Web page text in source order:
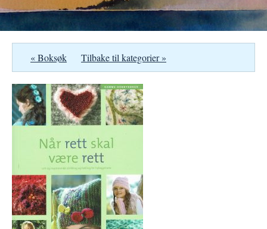
« Boksøk Tilbake til kategorier »